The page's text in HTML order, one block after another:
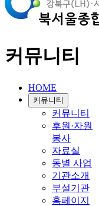
커뮤니티
HOME
커뮤니티
커뮤니티
후원·자원
봉사
자료실
동별 사업
기관소개
부설기관
홈페이지